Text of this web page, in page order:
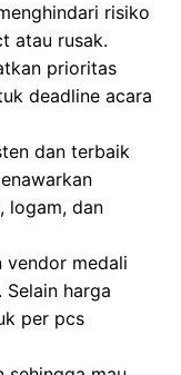
risiko
atau rusak.
prioritas
deadline acara
dan terbaik
logam, dan
vendor medali
harga
per pcs